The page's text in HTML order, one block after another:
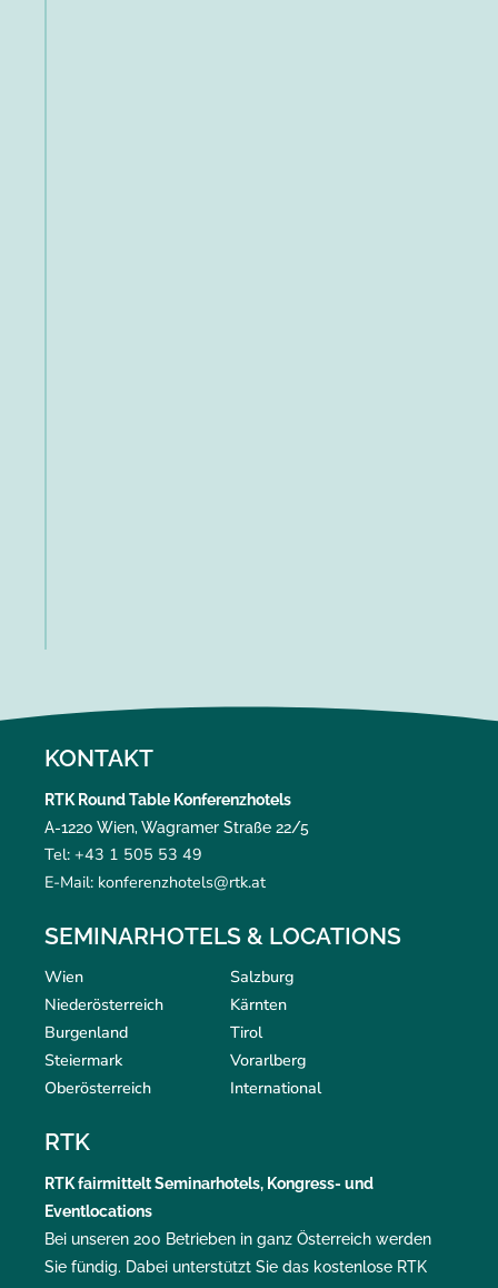
KONTAKT
RTK Round Table Konferenzhotels
A-1220 Wien, Wagramer Straße 22/5
Tel: +43 1 505 53 49
E-Mail: konferenzhotels@rtk.at
SEMINARHOTELS & LOCATIONS
Wien
Niederösterreich
Burgenland
Steiermark
Oberösterreich
Salzburg
Kärnten
Tirol
Vorarlberg
International
RTK
RTKfairmitteltSeminarhotels, Kongress- und
Eventlocations
Bei unseren 200 Betrieben in ganz Österreich werden
Sie fündig. Dabei unterstützt Sie das kostenlose RTK